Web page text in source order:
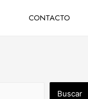
CONTACTO
Buscar